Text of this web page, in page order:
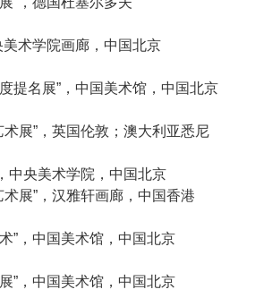
术学院画廊，中国北京
名展”，中国美术馆，中国北京
展”，英国伦敦；澳大利亚悉尼
央美术学院，中国北京
展”，汉雅轩画廊，中国香港
，中国美术馆，中国北京
，中国美术馆，中国北京